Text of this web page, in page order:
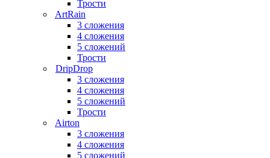
Трости
ArtRain
3 сложения
4 сложения
5 сложений
Трости
DripDrop
3 сложения
4 сложения
5 сложений
Трости
Airton
3 сложения
4 сложения
5 сложений